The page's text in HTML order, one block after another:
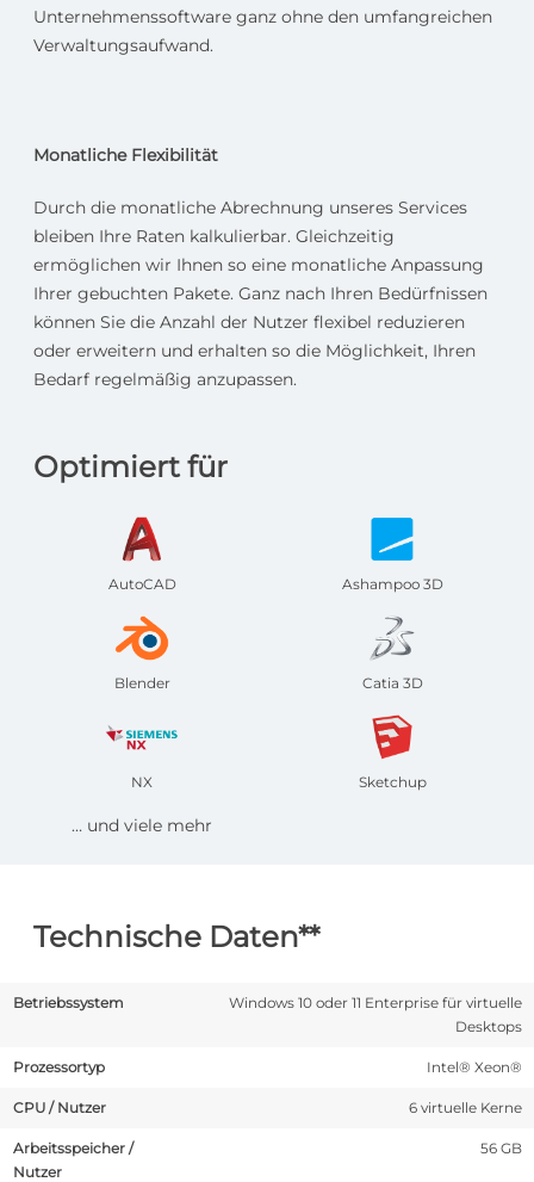
Unternehmenssoftware ganz ohne den umfangreichen
Verwaltungsaufwand.
Monatliche Flexibilität
Durch die monatliche Abrechnung unseres Services
bleiben Ihre Raten kalkulierbar. Gleichzeitig
ermöglichen wir Ihnen so eine monatliche Anpassung
Ihrer gebuchten Pakete. Ganz nach Ihren Bedürfnissen
können Sie die Anzahl der Nutzer flexibel reduzieren
oder erweitern und erhalten so die Möglichkeit, Ihren
Bedarf regelmäßig anzupassen.
Optimiert für
AutoCAD Ashampoo 3D
Blender Catia 3D
NX Sketchup
… und viele mehr
Technische Daten**
Betriebssystem
Windows 10 oder 11 Enterprise für virtuelle
Desktops
Prozessortyp Intel® Xeon®
CPU / Nutzer 6 virtuelle Kerne
Arbeitsspeicher /
Nutzer
56 GB